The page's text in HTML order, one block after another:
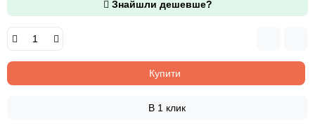
Знайшли дешевше?
Купити
В 1 клик